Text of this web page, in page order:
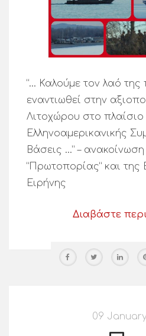
“… Καλούμε τον λαό της
εναντιωθεί στην
Λιτοχώρου στο πλαίσιο
Ελληνοαμερικανικής
Βάσεις …” – ανακοίνωση
“Πρωτοπορίας” και της
Ειρήνης
Διαβάστε
09